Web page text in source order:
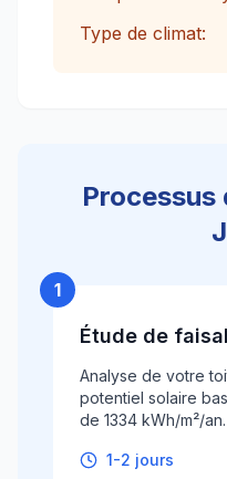
Type de climat:
1
Étude de
Analyse de votre
potentiel solaire
de 1334 kWh/m²/an.
1-2 jours